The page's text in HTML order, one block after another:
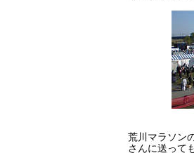
荒川マラソン
さんに送って